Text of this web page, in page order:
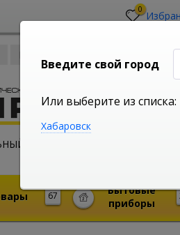
0
ИНТЕРНЕТ МАГАЗИН
67
Бытовые
приборы
Введите свой город
Или выберите из списка:
Хабаровск